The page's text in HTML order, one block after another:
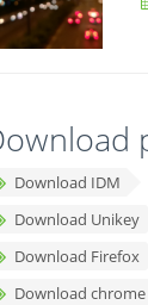
Download IDM
Download Unikey
Download Firefox
Download chrome